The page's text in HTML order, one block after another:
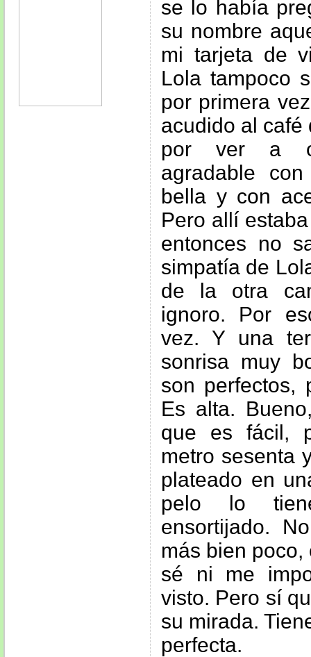
se lo había
su nombre
mi tarjeta de
Lola tampoco
por primera
acudido al café
por ver a
agradable
bella y con
Pero allí
entonces no
simpatía de
de la otra
ignoro. Por
vez. Y una
sonrisa muy
son perfectos,
Es alta.
que es fácil,
metro sesenta
plateado en
pelo lo
ensortijado.
más bien
sé ni me
visto. Pero sí
su mirada.
perfecta.